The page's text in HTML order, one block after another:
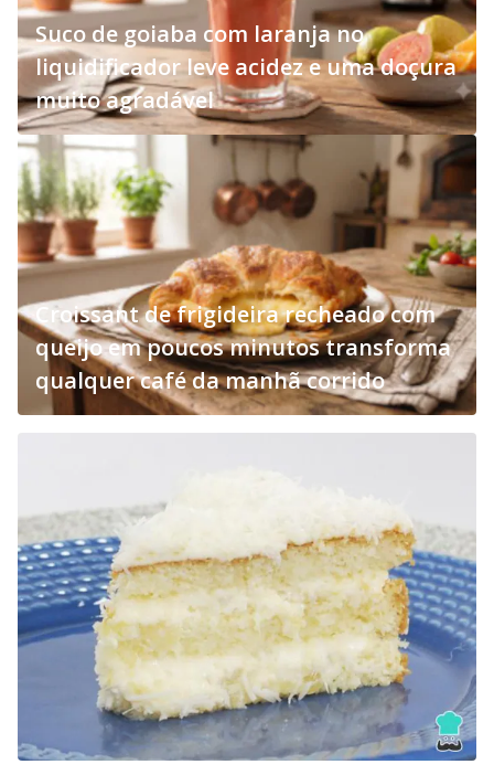
Suco de goiaba com laranja no
liquidificador leve acidez e uma doçura
muito agradável
Croissant de frigideira recheado com
queijo em poucos minutos transforma
qualquer café da manhã corrido